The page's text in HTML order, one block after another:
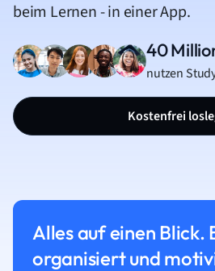
beim Lernen - in einer App.
40
nutzen
Kostenfrei
Alles auf einen Blick.
organisiert und